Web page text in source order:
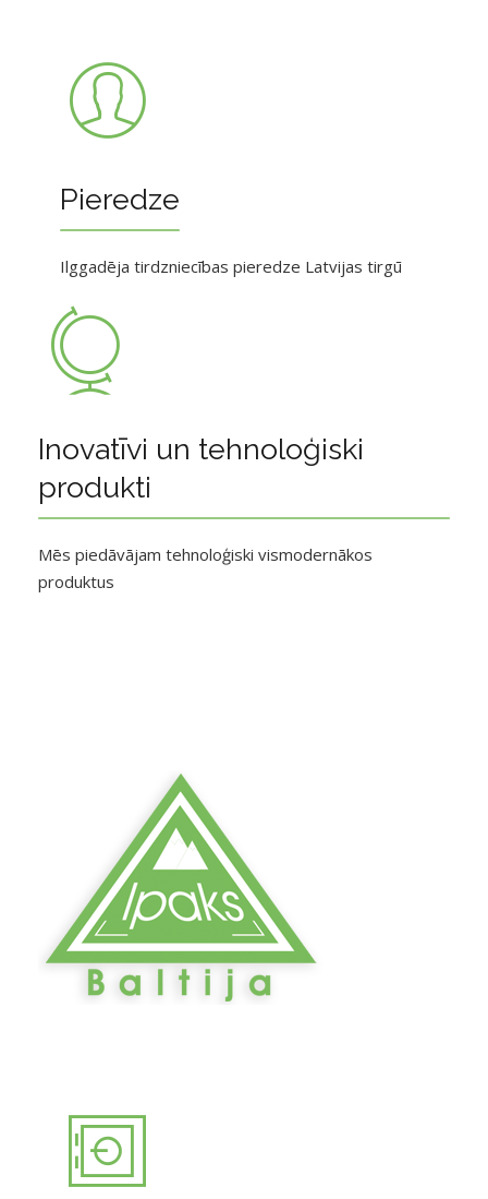
Pieredze
Ilggadēja tirdzniecības pieredze Latvijas tirgū
Inovatīvi un tehnoloģiski
produkti
Mēs piedāvājam tehnoloģiski vismodernākos
produktus